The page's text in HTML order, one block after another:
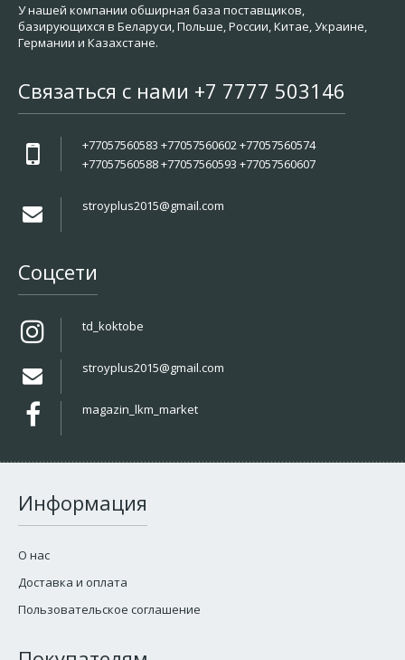
У нашей компании обширная база поставщиков,
базирующихся в Беларуси, Польше, России, Китае, Украине,
Германии и Казахстане.
Связаться с нами +7 7777 503146
+77057560583 +77057560602 +77057560574
+77057560588 +77057560593 +77057560607
stroyplus2015@gmail.com
Соцсети
td_koktobe
stroyplus2015@gmail.com
magazin_lkm_market
Информация
О нас
Доставка и оплата
Пользовательское соглашение